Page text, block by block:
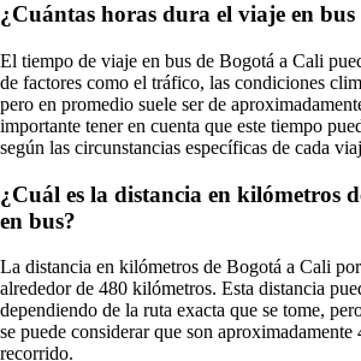
¿Cuántas horas dura el viaje en
El tiempo de viaje en bus de Bogotá a Cali
de factores como el tráfico, las condiciones
pero en promedio suele ser de
importante tener en cuenta que este tiempo
según las circunstancias específicas de cada
¿Cuál es la distancia en kilómetros
en bus?
La distancia en kilómetros de Bogotá a Cali
alrededor de 480 kilómetros. Esta distancia
dependiendo de la ruta exacta que se tome,
se puede considerar que son
recorrido.